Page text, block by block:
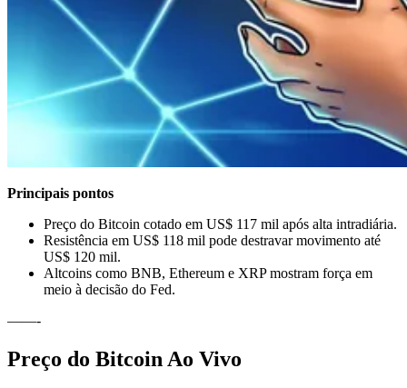
Principais pontos
Preço do Bitcoin cotado em US$ 117 mil após alta intradiária.
Resistência em US$ 118 mil pode destravar movimento até
US$ 120 mil.
Altcoins como BNB, Ethereum e XRP mostram força em
meio à decisão do Fed.
——-
Preço do Bitcoin Ao Vivo